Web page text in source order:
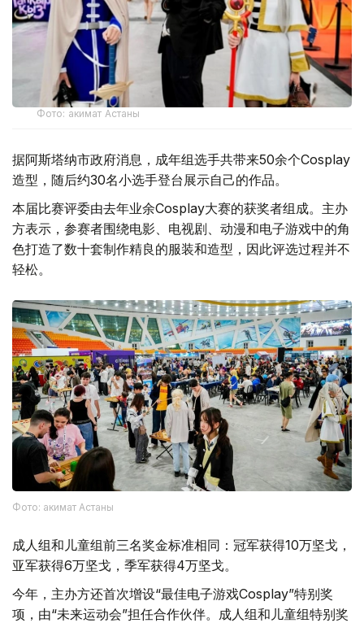
Фото: акимат Астаны
据阿斯塔纳市政府消息，成年组选手共带来50余个Cosplay
造型，随后约30名小选手登台展示自己的作品。
本届比赛评委由去年业余Cosplay大赛的获奖者组成。主办
方表示，参赛者围绕电影、电视剧、动漫和电子游戏中的角
色打造了数十套制作精良的服装和造型，因此评选过程并不
轻松。
Фото: акимат Астаны
成人组和儿童组前三名奖金标准相同：冠军获得10万坚戈，
亚军获得6万坚戈，季军获得4万坚戈。
今年，主办方还首次增设“最佳电子游戏Cosplay”特别奖
项，由“未来运动会”担任合作伙伴。成人组和儿童组特别奖